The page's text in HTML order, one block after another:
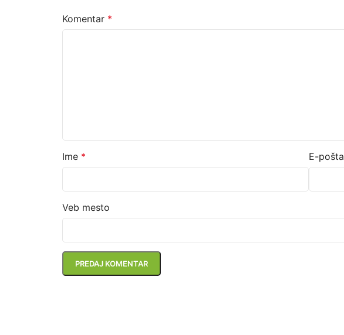
Komentar *
Ime * E-pošta
Veb mesto